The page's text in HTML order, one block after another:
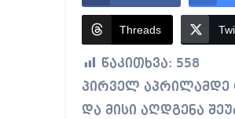
Threads
წაკითხვა: 558
პირველ აპრილამდე ტაქსის გაუაქტიურებელი ნებართვა ავტომატურად გაუქმდება
და მისი აღდგენა